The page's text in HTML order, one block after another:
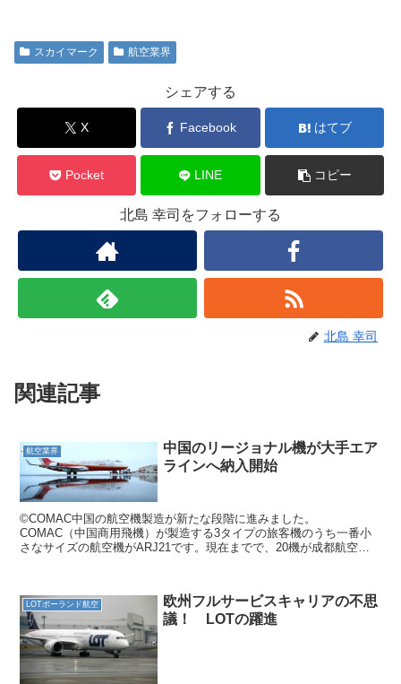
スカイマーク 航空業界
シェアする
X Facebook はてブ
Pocket LINE コピー
北島 幸司をフォローする
北島 幸司
関連記事
航空業界
中国のリージョナル機が大手エア
ラインへ納入開始
©COMAC中国の航空機製造が新たな段階に進みました。
COMAC（中国商用飛機）が製造する3タイプの旅客機のうち一番小
さなサイズの航空機がARJ21です。現在までで、20機が成都航空で
LOTポーランド航空
欧州フルサービスキャリアの不思
議！ LOTの躍進